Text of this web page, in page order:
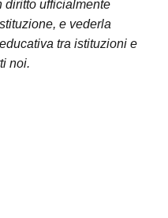
diritto ufficialmente
e vederla
tra istituzioni e
noi.